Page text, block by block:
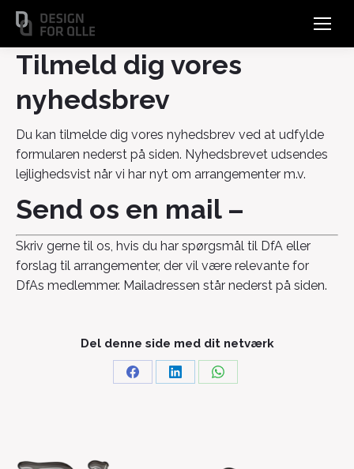
Tilmeld dig vores
nyhedsbrev
Du kan tilmelde dig vores nyhedsbrev ved at udfylde
formularen nederst på siden. Nyhedsbrevet udsendes
lejlighedsvist når vi har nyt om arrangementer m.v.
Send os en mail –
Skriv gerne til os, hvis du har spørgsmål til DfA eller
forslag til arrangementer, der vil være relevante for
DfAs medlemmer. Mailadressen står nederst på siden.
Del denne side med dit netværk